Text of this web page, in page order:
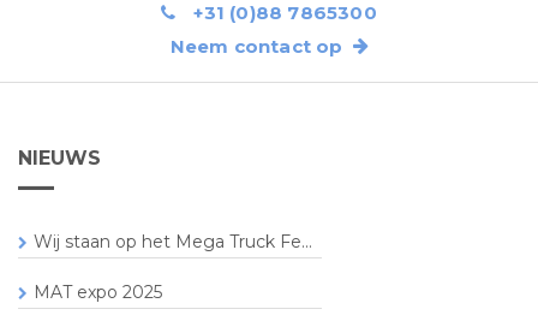
+31 (0)88 7865300
Neem contact op
NIEUWS
Wij staan op het Mega Truck Fe...
MAT expo 2025